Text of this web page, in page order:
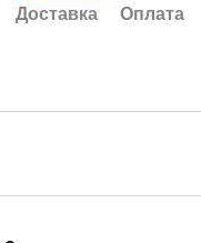
Доставка Оплата